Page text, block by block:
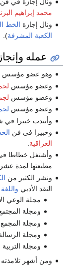
ونال إجازة في فن
محمد إبراهيم
ونال إجازة الخط
الكعبة المشرفة).
عمله
وهو عضو مؤسس
وعضو مؤسس
وعضو مؤسس
وعضو مؤسس
وأنتدب خبيرا في
وخبيرا في فن
العراقية
وأشتغل خطاطا
مطبعتها لمدة
ونشر الكثير من
النقد الأدبي واللغة
مجلة الوعي
ومجلة
ومجلة المجمع
ومجلة
ومجلة
ومن أشهر